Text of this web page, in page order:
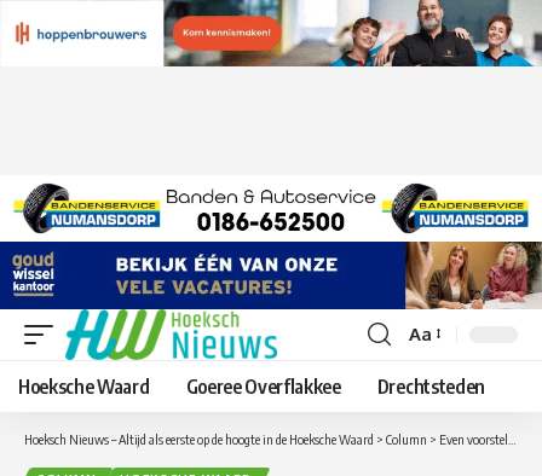
Lettergrootte
aanpassen
Aa
Hoeksche Waard Goeree Overflakkee Drechtsteden
Hoeksch Nieuws – Altijd als eerste op de hoogte in de Hoeksche Waard > Column > Even voorstellen: Onze nieuwe columniste Jacqueline